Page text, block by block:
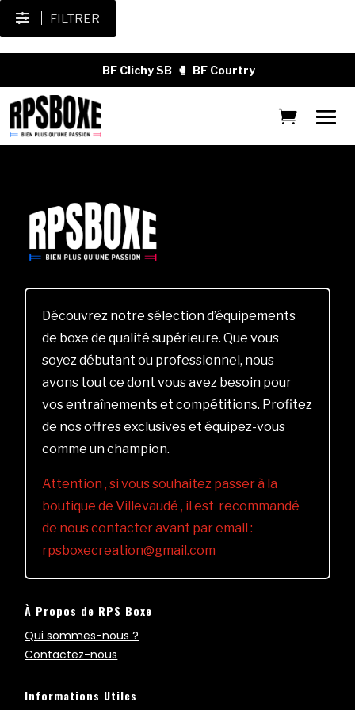
FILTRER
BF Clichy SB 🥊 BF Courtry
Découvrez notre sélection d’équipements
de boxe de qualité supérieure. Que vous
soyez débutant ou professionnel, nous
avons tout ce dont vous avez besoin pour
vos entraînements et compétitions. Profitez
de nos offres exclusives et équipez-vous
comme un champion.
Attention , si vous souhaitez passer à la
boutique de Villevaudé , il est recommandé
de nous contacter avant par email :
rpsboxecreation@gmail.com
À Propos de RPS Boxe
Qui sommes-nous ?
Contactez-nous
Informations Utiles